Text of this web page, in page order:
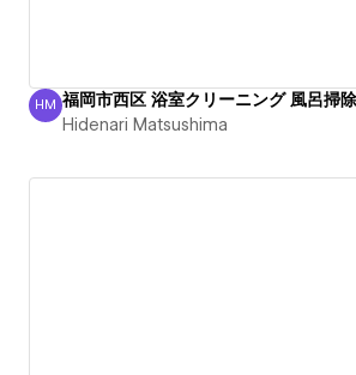
Hidenari Matsushima
HM
Hidenari Matsushima